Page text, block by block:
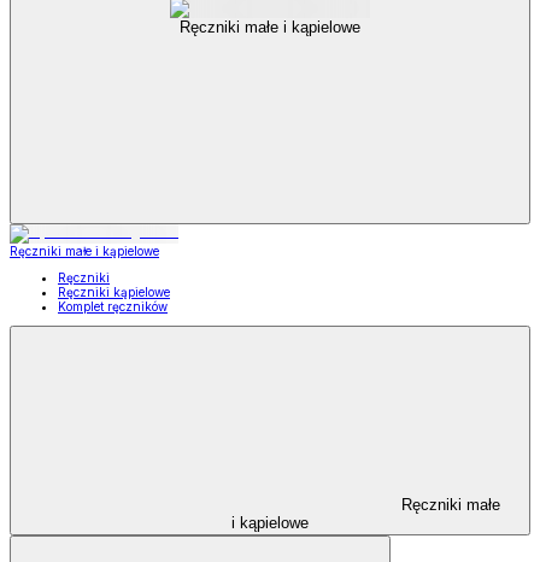
Ręczniki małe i kąpielowe
Ręczniki małe i kąpielowe
Ręczniki
Ręczniki kąpielowe
Komplet ręczników
Ręczniki małe
i kąpielowe